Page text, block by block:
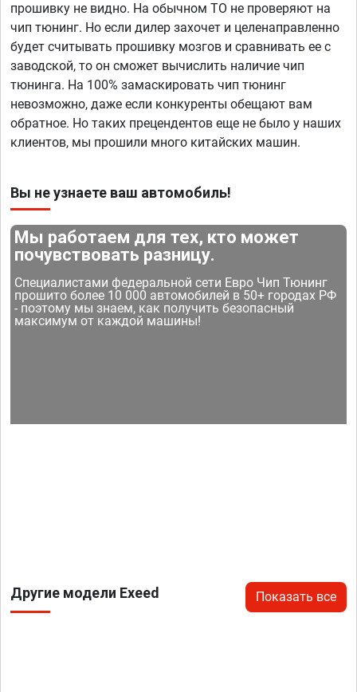
прошивку не видно. На обычном ТО не проверяют на
чип тюнинг. Но если дилер захочет и целенаправленно
будет считывать прошивку мозгов и сравнивать ее с
заводской, то он сможет вычислить наличие чип
тюнинга. На 100% замаскировать чип тюнинг
невозможно, даже если конкуренты обещают вам
обратное. Но таких прецендентов еще не было у наших
клиентов, мы прошили много китайских машин.
Вы не узнаете ваш автомобиль!
Мы работаем для тех, кто может
почувствовать разницу.
Специалистами федеральной сети Евро Чип Тюнинг
прошито более 10 000 автомобилей в 50+ городах РФ
- поэтому мы знаем, как получить безопасный
максимум от каждой машины!
Другие модели Exeed Показать все